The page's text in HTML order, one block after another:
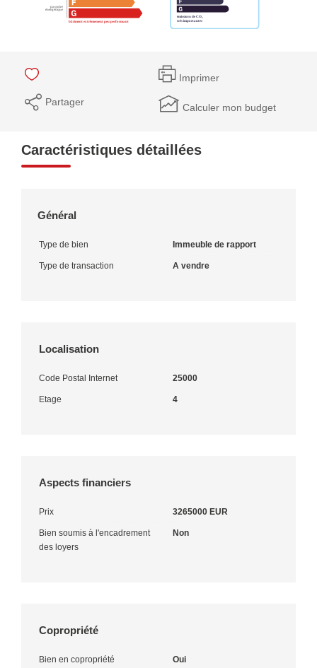
Imprimer
Partager Calculer mon budget
Caractéristiques détaillées
Général
Type de bien Immeuble de rapport
Type de transaction A vendre
Localisation
Code Postal Internet 25000
Etage 4
Aspects financiers
Prix 3265000 EUR
Bien soumis à l'encadrement
des loyers
Non
Copropriété
Bien en copropriété Oui